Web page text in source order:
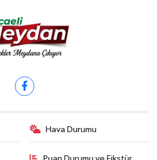
Hava Durumu
Puan Durumu ve Fikstür